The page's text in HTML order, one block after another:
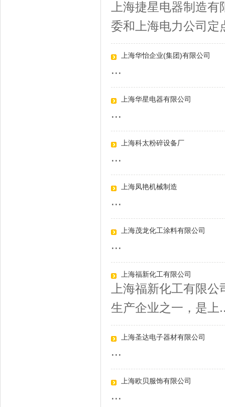
上海捷星电器制造
委和上海电力公司定
上海华怡企业(集团)有限公司
...
上海华星电器有限公司
...
上海科太粉碎设备厂
...
上海凤艳机械制造
...
上海茂龙化工涂料有限公司
...
上海福新化工有限公司
上海福新化工有限
生产企业之一，是上
上海圣达电子器材有限公司
...
上海欧贝服饰有限公司
...